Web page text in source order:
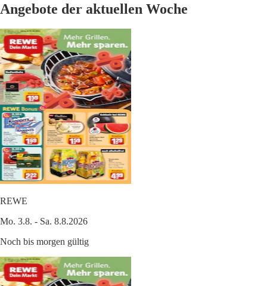
Angebote der aktuellen Woche
REWE
Mo. 3.8. - Sa. 8.8.2026
Noch bis morgen gültig